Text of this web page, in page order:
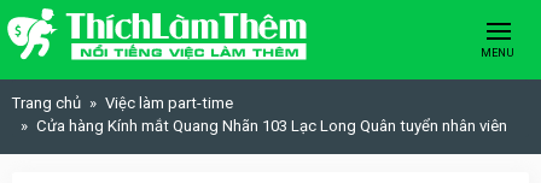
Skip to content
MENU
Trang chủ
Việc làm part-time
Cửa hàng Kính mắt Quang Nhãn 103 Lạc Long Quân tuyển nhân viên